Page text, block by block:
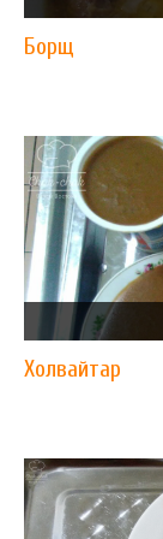
Борщ
Xолвайтар